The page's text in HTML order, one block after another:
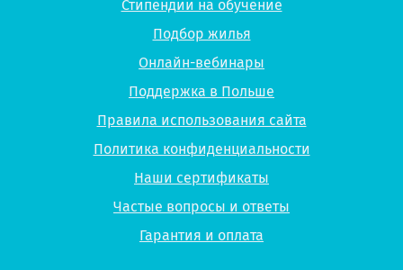
Стипендии на обучение
Подбор жилья
Онлайн-вебинары
Поддержка в Польше
Правила использования сайта
Политика конфиденциальности
Наши сертификаты
Частые вопросы и ответы
Гарантия и оплата